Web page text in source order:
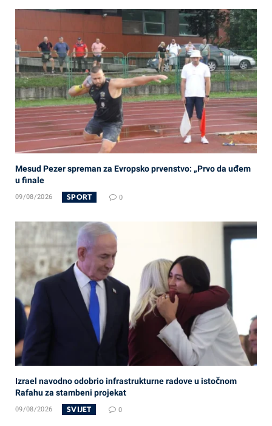
Mesud Pezer spreman za Evropsko prvenstvo: „Prvo da uđem
u finale
09/08/2026 SPORT 0
Izrael navodno odobrio infrastrukturne radove u istočnom
Rafahu za stambeni projekat
09/08/2026 SVIJET 0